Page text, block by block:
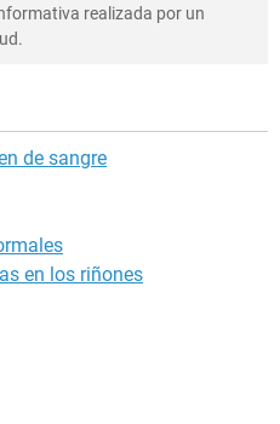
realizada por un
de sangre
en los riñones